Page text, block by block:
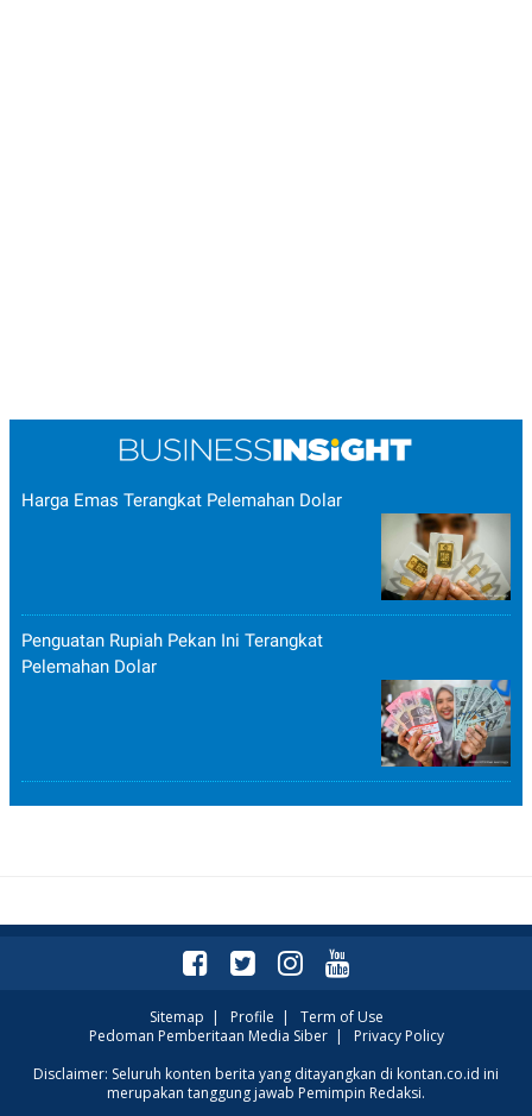
Harga Emas Terangkat Pelemahan Dolar
Penguatan Rupiah Pekan Ini Terangkat
Pelemahan Dolar
Sitemap | Profile | Term of Use
Pedoman Pemberitaan Media Siber| Privacy Policy
Disclaimer: Seluruh konten berita yang ditayangkan di kontan.co.id ini
merupakan tanggung jawab Pemimpin Redaksi.